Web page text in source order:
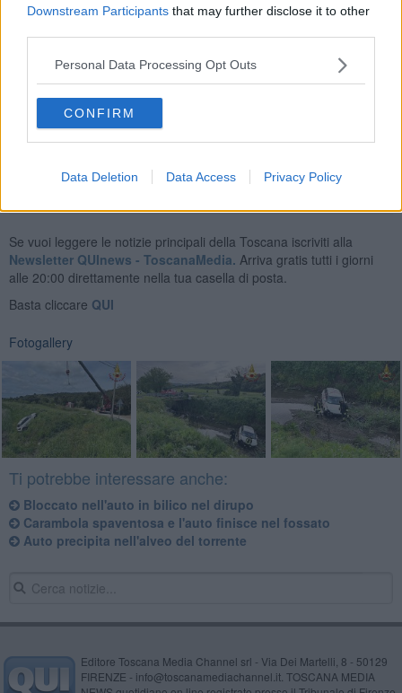
Downstream Participants that may further disclose it to other
Personal Data Processing Opt Outs
CONFIRM
Data Deletion Data Access Privacy Policy
stradale, ma anche per scongiurare il rischio di sversamenti di
sostanze inquinanti e per garantire il regolare deflusso delle acque
Gli occupanti dell'auto risultano pressoché incolumi:
avrebbero riportato lievi escoriazioni.
Se vuoi leggere le notizie principali della Toscana iscriviti alla
Newsletter QUInews - ToscanaMedia. Arriva gratis tutti i giorni
alle 20:00 direttamente nella tua casella di posta.
Basta cliccare QUI
Fotogallery
Ti potrebbe interessare anche:
Bloccato nell'auto in bilico nel dirupo
Carambola spaventosa e l'auto finisce nel fossato
Auto precipita nell'alveo del torrente
Editore Toscana Media Channel srl - Via Dei Martelli, 8 - 50129
FIRENZE - info@toscanamediachannel.it. TOSCANA MEDIA